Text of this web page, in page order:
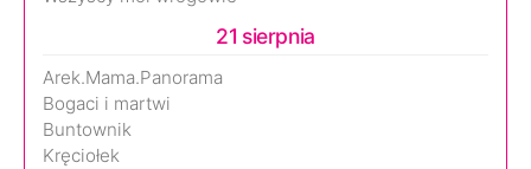
21 sierpnia
Arek.Mama.Panorama
Bogaci i martwi
Buntownik
Kręciołek